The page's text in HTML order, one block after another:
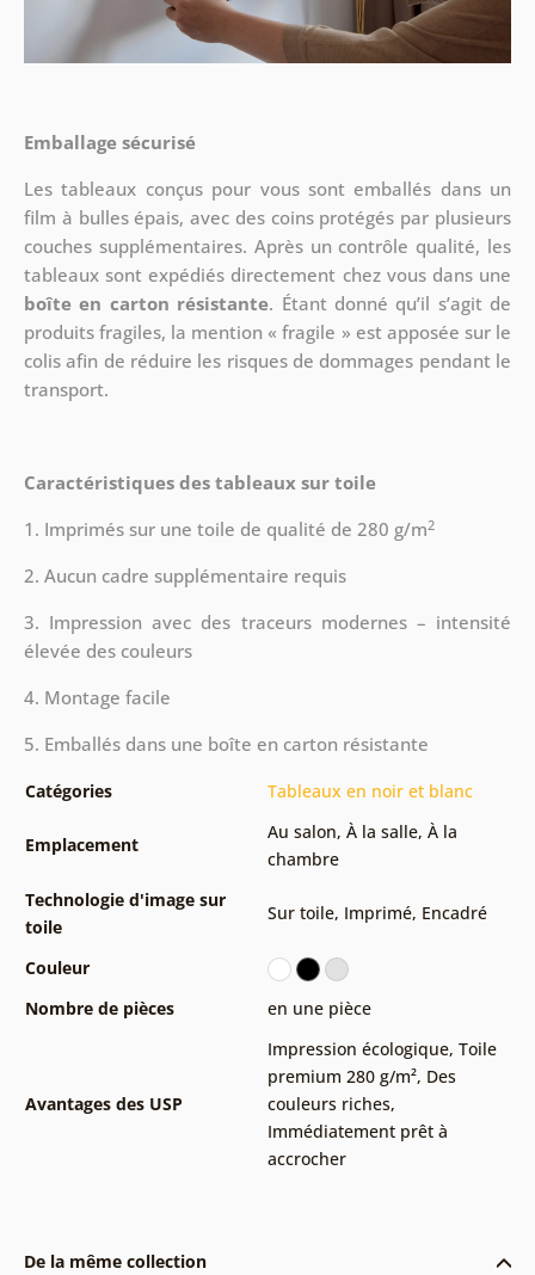
Emballage sécurisé
Les tableaux conçus pour vous sont emballés dans un
film à bulles épais, avec des coins protégés par plusieurs
couches supplémentaires. Après un contrôle qualité, les
tableaux sont expédiés directement chez vous dans une
boîte en carton résistante. Étant donné qu’il s’agit de
produits fragiles, la mention « fragile » est apposée sur le
colis afin de réduire les risques de dommages pendant le
transport.
Caractéristiques des tableaux sur toile
1. Imprimés sur une toile de qualité de 280 g/m2
2. Aucun cadre supplémentaire requis
3. Impression avec des traceurs modernes – intensité
élevée des couleurs
4. Montage facile
5. Emballés dans une boîte en carton résistante
Catégories Tableaux en noir et blanc
Emplacement
Au salon, À la salle, À la
chambre
Technologie d'image sur
toile
Sur toile, Imprimé, Encadré
Couleur
Nombre de pièces
en une pièce
Avantages des USP
Impression écologique, Toile
premium 280 g/m², Des
couleurs riches,
Immédiatement prêt à
accrocher
De la même collection